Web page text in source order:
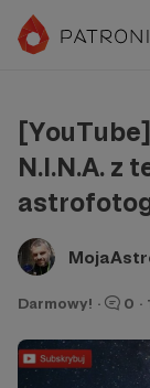
N.I.N.A. z
Darmowy! · 0 ·